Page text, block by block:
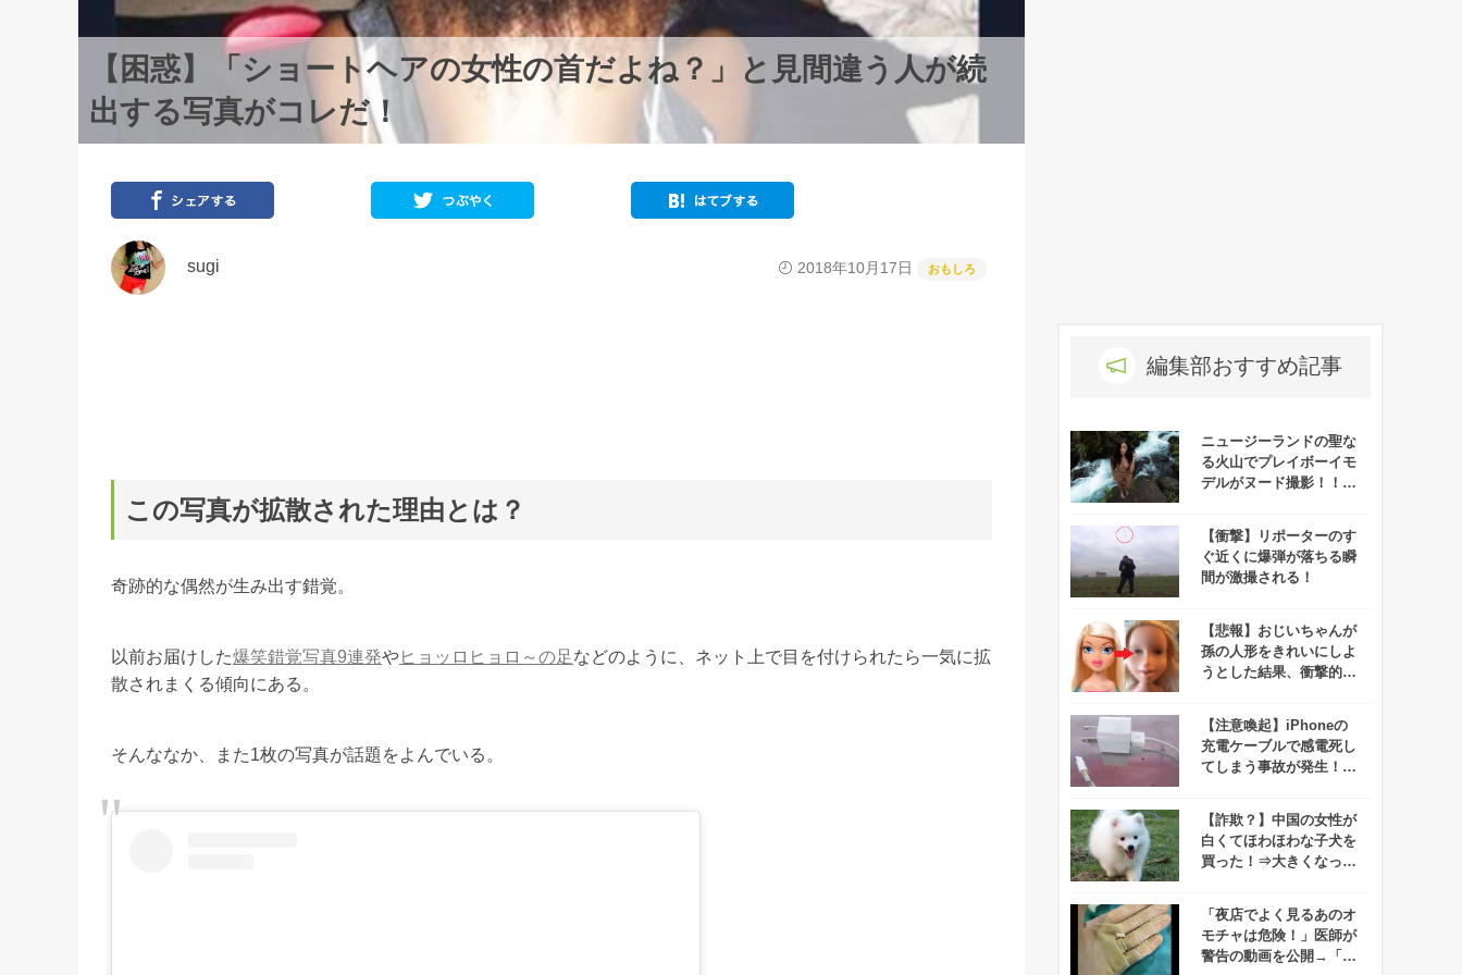
【困惑】「ショートヘアの女性の首だよね？」と見間違う人が続
出する写真がコレだ！
sugi 2018年10月17日 おもしろ
この写真が拡散された理由とは？
奇跡的な偶然が生み出す錯覚。
以前お届けした爆笑錯覚写真9連発やヒョッロヒョロ～の足などのように、ネット上で目を付けられたら一気に拡
散されまくる傾向にある。
そんななか、また1枚の写真が話題をよんでいる。
編集部おすすめ記事
ニュージーランドの聖な
る火山でプレイボーイモ
デルがヌード撮影！！→
【衝撃】リポーターのす
ぐ近くに爆弾が落ちる瞬
間が激撮される！
【悲報】おじいちゃんが
孫の人形をきれいにしよ
うとした結果、衝撃的な
う！
【注意喚起】iPhoneの
充電ケーブルで感電死し
てしまう事故が発生！！
【詐欺？】中国の女性が
白くてほわほわな子犬を
買った！⇒大きくなって
「夜店でよく見るあのオ
モチャは危険！」医師が
警告の動画を公開→「気